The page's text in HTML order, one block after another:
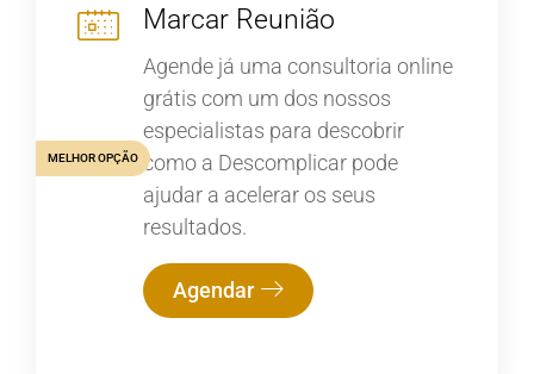
Marcar Reunião
Agende já uma consultoria online
grátis com um dos nossos
especialistas para descobrir
como a Descomplicar pode
ajudar a acelerar os seus
resultados.
Agendar
MELHOR OPÇÃO